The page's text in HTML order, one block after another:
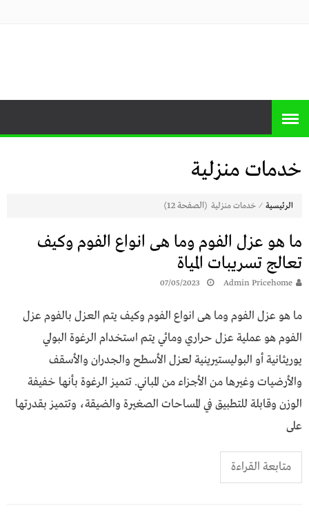
هوم
خدمات منزلية
الرئيسية ⁄ خدمات منزلية (الصفحة 12)
ما هو عزل الفوم وما هى انواع الفوم وكيف
تعالج تسريبات المياة
Admin Pricehome
07/05/2023
ما هو عزل الفوم وما هى انواع الفوم وكيف يتم العزل بالفوم عزل
الفوم هو عملية عزل حراري ومائي يتم استخدام الرغوة البولي
يوريثانية أو البوليستيرينية لعزل الأسطح والجدران والأسقف
والأرضيات وغيرها من الأجزاء من المباني. تتميز الرغوة بأنها خفيفة
الوزن وقابلة للتطبيق في المساحات الصغيرة والضيقة، وتتميز بقدرتها
على
متابعة القراءة